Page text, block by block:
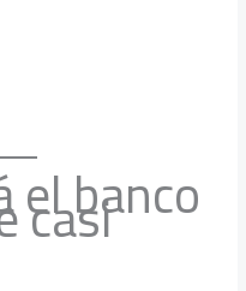
el banco
casi